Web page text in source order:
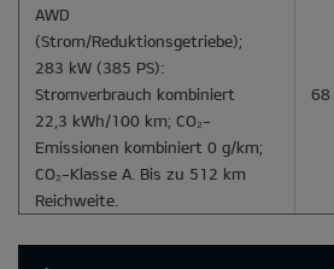
AWD
(Strom/Reduktionsgetriebe);
283 kW (385 PS):
Stromverbrauch kombiniert
22,3 kWh/100 km; CO₂-
Emissionen kombiniert 0 g/km;
CO₂-Klasse A. Bis zu 512 km
Reichweite.
68